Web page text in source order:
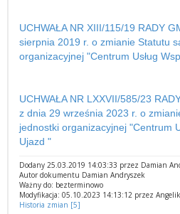
UCHWAŁA NR XIII/115/19 RADY
sierpnia 2019 r. o zmianie Statutu
organizacyjnej "Centrum Usług
UCHWAŁA NR LXXVII/585/23
z dnia 29 września 2023 r. o
jednostki organizacyjnej "Centrum
Ujazd "
Dodany 25.03.2019 14:03:33 przez Damian
Autor dokumentu Damian Andryszek
Ważny do: bezterminowo
Modyfikacja: 05.10.2023 14:13:12 przez
Historia zmian [5]